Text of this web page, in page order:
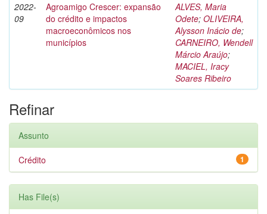
2022-
09
Agroamigo Crescer: expansão
do crédito e impactos
macroeconômicos nos
municípios
ALVES, Maria
Odete; OLIVEIRA,
Alysson Inácio de;
CARNEIRO, Wendell
Márcio Araújo;
MACIEL, Iracy
Soares Ribeiro
Refinar
Assunto
1
Crédito
Has File(s)